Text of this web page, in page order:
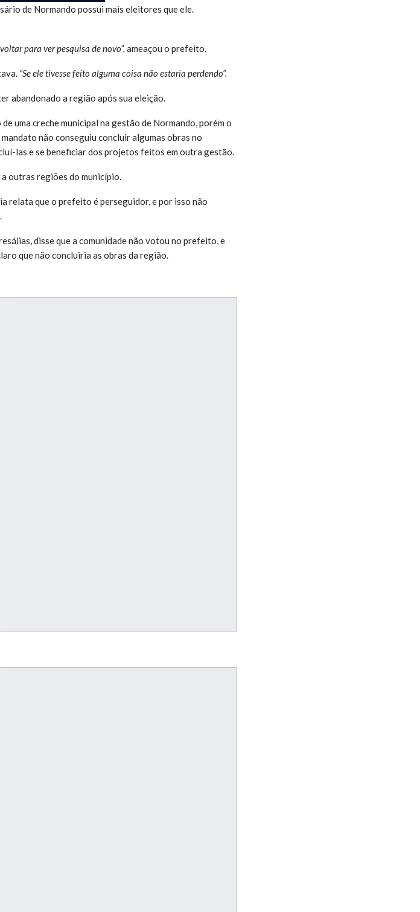
de Normando possui mais eleitores que ele.
para ver pesquisa de novo”, ameaçou o prefeito.
“Se ele tivesse feito alguma coisa não estaria perdendo”.
abandonado a região após sua eleição.
uma creche municipal na gestão de Normando, porém o
não conseguiu concluir algumas obras no
las e se beneficiar dos projetos feitos em outra gestão.
outras regiões do município.
relata que o prefeito é perseguidor, e por isso não
disse que a comunidade não votou no prefeito, e
que não concluiria as obras da região.